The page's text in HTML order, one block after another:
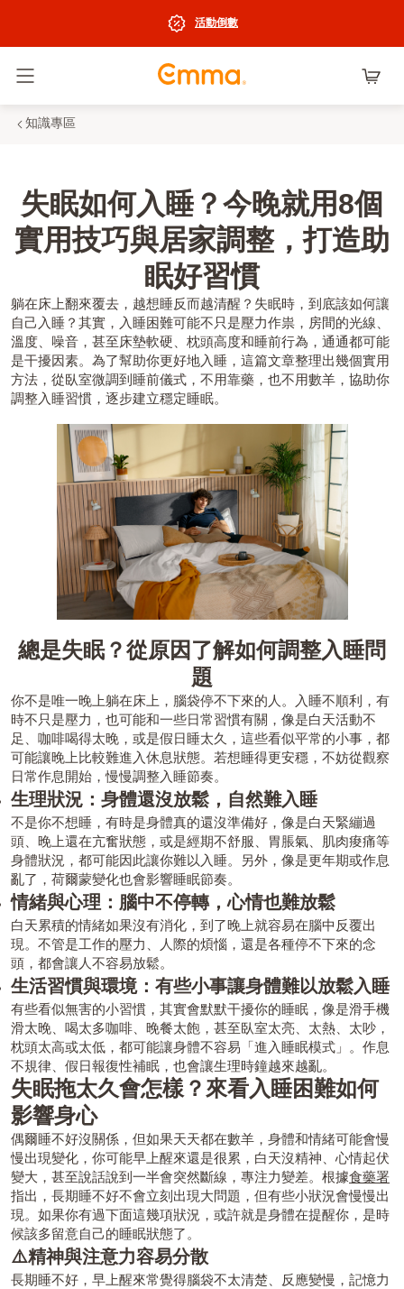
活動倒數
知識專區
失眠如何入睡？今晚就用8個
實用技巧與居家調整，打造助
眠好習慣
躺在床上翻來覆去，越想睡反而越清醒？失眠時，到底該如何讓
自己入睡？其實，入睡困難可能不只是壓力作祟，房間的光線、
溫度、噪音，甚至床墊軟硬、枕頭高度和睡前行為，通通都可能
是干擾因素。為了幫助你更好地入睡，這篇文章整理出幾個實用
方法，從臥室微調到睡前儀式，不用靠藥，也不用數羊，協助你
調整入睡習慣，逐步建立穩定睡眠。
總是失眠？從原因了解如何調整入睡問
題
你不是唯一晚上躺在床上，腦袋停不下來的人。入睡不順利，有
時不只是壓力，也可能和一些日常習慣有關，像是白天活動不
足、咖啡喝得太晚，或是假日睡太久，這些看似平常的小事，都
可能讓晚上比較難進入休息狀態。若想睡得更安穩，不妨從觀察
日常作息開始，慢慢調整入睡節奏。
生理狀況：身體還沒放鬆，自然難入睡
不是你不想睡，有時是身體真的還沒準備好，像是白天緊繃過
頭、晚上還在亢奮狀態，或是經期不舒服、胃脹氣、肌肉痠痛等
身體狀況，都可能因此讓你難以入睡。另外，像是更年期或作息
亂了，荷爾蒙變化也會影響睡眠節奏。
情緒與心理：腦中不停轉，心情也難放鬆
白天累積的情緒如果沒有消化，到了晚上就容易在腦中反覆出
現。不管是工作的壓力、人際的煩惱，還是各種停不下來的念
頭，都會讓人不容易放鬆。
生活習慣與環境：有些小事讓身體難以放鬆入睡
有些看似無害的小習慣，其實會默默干擾你的睡眠，像是滑手機
滑太晚、喝太多咖啡、晚餐太飽，甚至臥室太亮、太熱、太吵，
枕頭太高或太低，都可能讓身體不容易「進入睡眠模式」。作息
不規律、假日報復性補眠，也會讓生理時鐘越來越亂。
失眠拖太久會怎樣？來看入睡困難如何
影響身心
偶爾睡不好沒關係，但如果天天都在數羊，身體和情緒可能會慢
慢出現變化，你可能早上醒來還是很累，白天沒精神、心情起伏
變大，甚至說話說到一半會突然斷線，專注力變差。根據食藥署
指出，長期睡不好不會立刻出現大問題，但有些小狀況會慢慢出
現。如果你有過下面這幾項狀況，或許就是身體在提醒你，是時
候該多留意自己的睡眠狀態了。
⚠️精神與注意力容易分散
長期睡不好，早上醒來常覺得腦袋不太清楚、反應變慢，記憶力